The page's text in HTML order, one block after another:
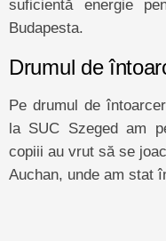
suficientă energie
Budapesta.
Drumul de
Pe drumul de
la SUC Szeged am
copiii au vrut să se
Auchan, unde am stat